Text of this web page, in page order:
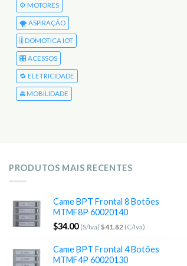
⚙️ MOTORES
🌪️ ASPIRAÇÃO
🎚️ DOMOTICA IOT
🎛️ ACESSOS
🔁 ELETRICIDADE
🚘 MOBILIDADE
PRODUTOS MAIS RECENTES
Came BPT Frontal 8 Botões
MTMF8P 60020140
$34.00 (S/Iva) $41.82 (C/Iva)
Came BPT Frontal 4 Botões
MTMF4P 60020130